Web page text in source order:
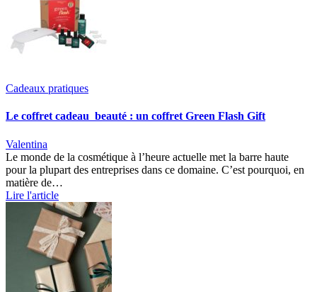
Cadeaux pratiques
Le coffret cadeau beauté : un coffret Green Flash Gift
Valentina
Le monde de la cosmétique à l’heure actuelle met la barre haute
pour la plupart des entreprises dans ce domaine. C’est pourquoi, en
matière de…
Lire l'article